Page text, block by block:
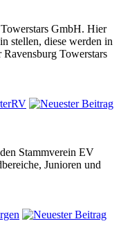
GmbH. Hier
stellen, diese werden in
Ravensburg Towerstars
Stammverein EV
Junioren und